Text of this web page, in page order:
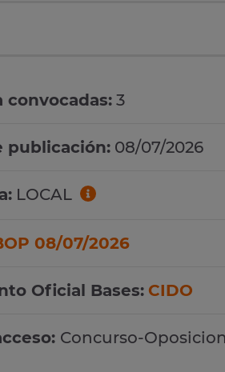
convocadas: 3
publicación: 08/07/2026
LOCAL
08/07/2026
Oficial Bases: CIDO
Concurso-Oposicion